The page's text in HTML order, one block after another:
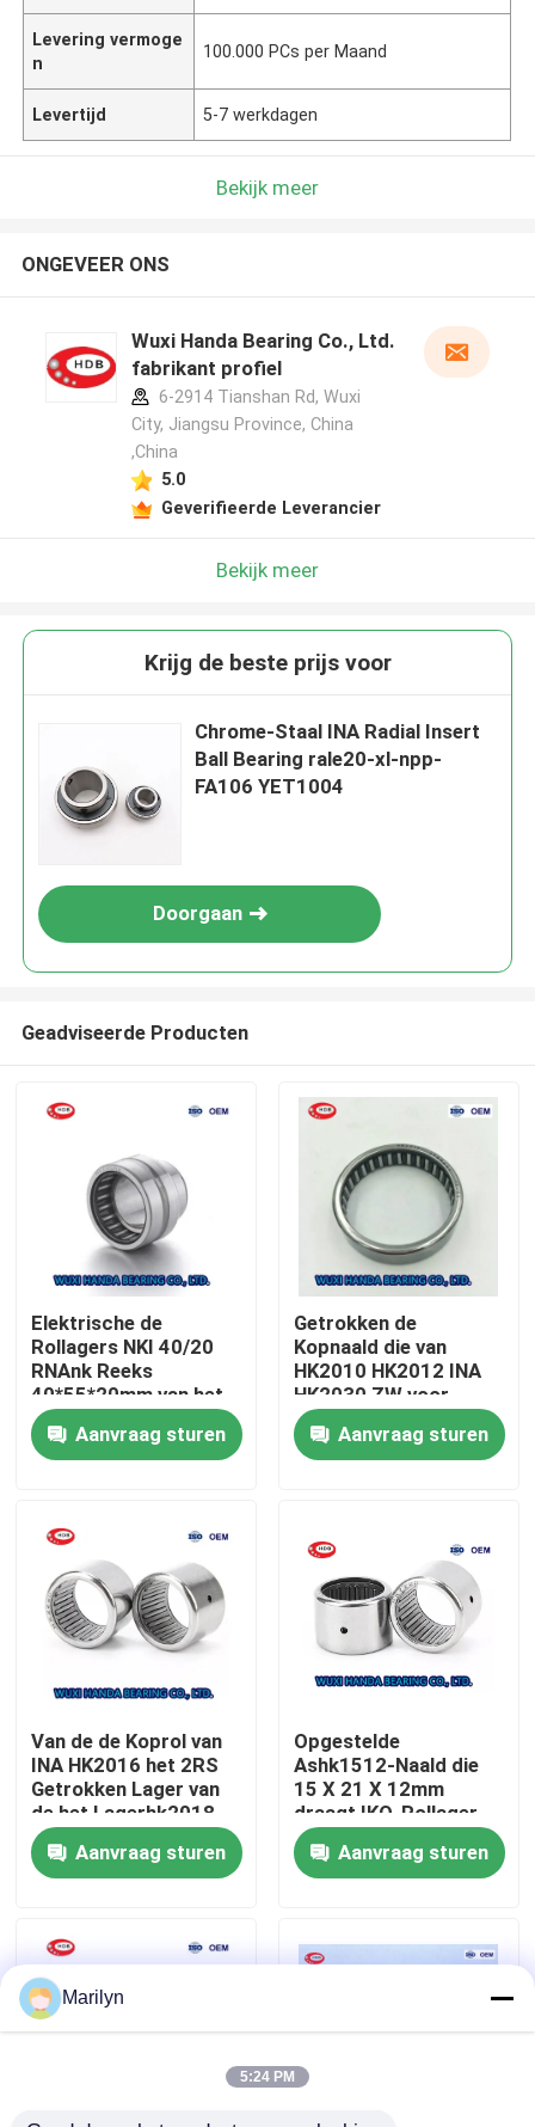
Huis
Ongeveer ons
Kwaliteitscontrole
Contacteer ons
Gevallen
Spits Rollager
Levering vermoge
n
100.000 PCs per Maand
Levertijd 5-7 werkdagen
Bekijk meer
ONGEVEER ONS
Wuxi Handa Bearing Co., Ltd.
fabrikant profiel
6-2914 Tianshan Rd, Wuxi
City, Jiangsu Province, China
,China
5.0
Geverifieerde Leverancier
Bekijk meer
Krijg de beste prijs voor
Chrome-Staal INA Radial Insert
Ball Bearing rale20-xl-npp-
FA106 YET1004
Doorgaan
Geadviseerde Producten
Elektrische de
Rollagers NKI 40/20
RNAnk Reeks
40*55*20mm van het
Autostaal van Na NKI
Aanvraag sturen
Getrokken de
Kopnaald die van
HK2010 HK2012 INA
HK2030 ZW voor
Textielmachines
draagtAanvraag sturen
Van de de Koprol van
INA HK2016 het 2RS
Getrokken Lager van
de het Lagerhk2018
HK2020 Naald
Aanvraag sturen
Opgestelde
Ashk1512-Naald die
15 X 21 X 12mm
draagt IKO-Rollager
Aanvraag sturen
Marilyn
5:24 PM